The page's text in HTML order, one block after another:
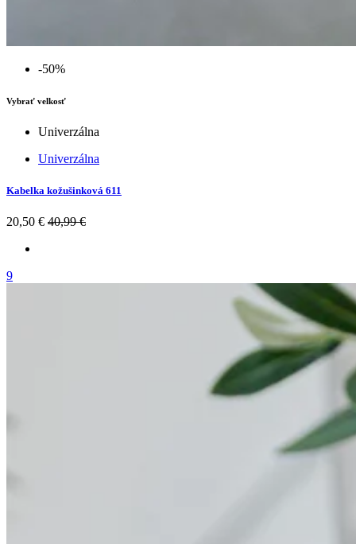
-50%
Vybrať velkosť
Univerzálna
Univerzálna
Kabelka kožušinková 611
20,50 € 40,99 €
9